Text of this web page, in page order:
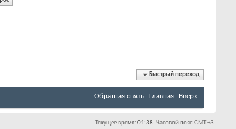
Быстрый переход
Обратная связь Главная Вверх
Текущее время: 01:38. Часовой пояс GMT +3.